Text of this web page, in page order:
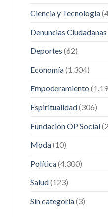
Ciencia y Tecnología
Denuncias Ciudadanas
Deportes (62)
Economía(1.304)
Empoderamiento
Espiritualidad(306)
Fundación OP Social
Moda(10)
Política(4.300)
Salud(123)
Sin categoría(3)